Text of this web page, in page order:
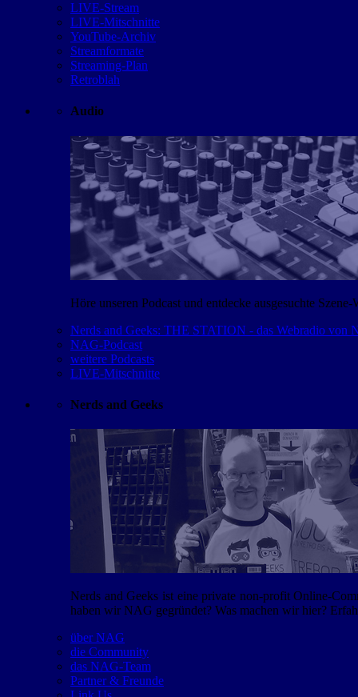
LIVE-Stream
LIVE-Mitschnitte
YouTube-Archiv
Streamformate
Streaming-Plan
Retroblah
Audio
Höre unseren Podcast und entdecke ausgesuchte Szene-
Nerds and Geeks: THE STATION - das Webradio von
NAG-Podcast
weitere Podcasts
LIVE-Mitschnitte
Nerds and Geeks
Nerds and Geeks ist eine private non-profit Online-
haben wir NAG gegründet? Was machen wir hier?
über NAG
die Community
das NAG-Team
Partner & Freunde